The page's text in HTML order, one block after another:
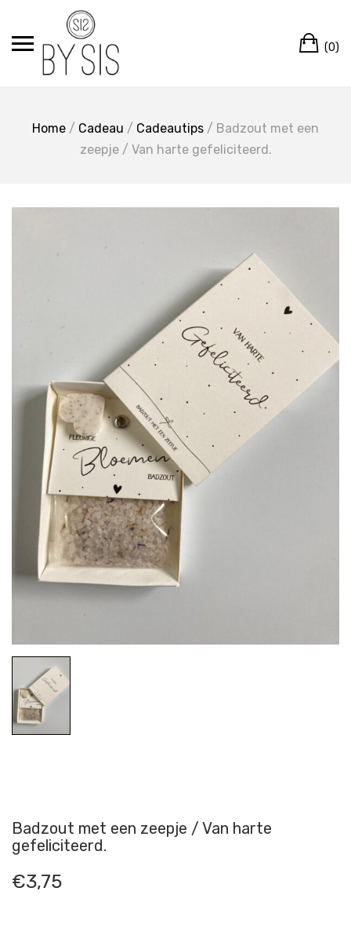
(0)
Home / Cadeau / Cadeautips / Badzout met een
zeepje / Van harte gefeliciteerd.
Badzout met een zeepje / Van harte
gefeliciteerd.
€3,75